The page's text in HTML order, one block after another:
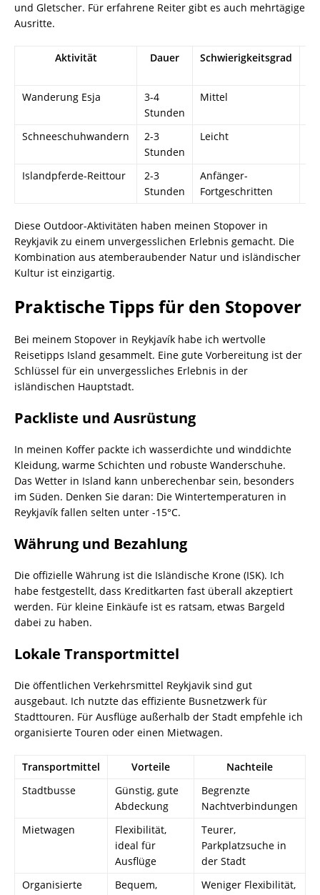
und Gletscher. Für erfahrene Reiter gibt es auch mehrtägige
Ausritte.
Aktivität Dauer
Schwierigkeitsgrad
Wanderung Esja
3-4
Stunden
Mittel
Schneeschuhwandern
2-3
Stunden
Leicht
Islandpferde-Reittour
2-3
Stunden
Anfänger-
Fortgeschritten
Diese Outdoor-Aktivitäten haben meinen Stopover in
Reykjavik zu einem unvergesslichen Erlebnis gemacht. Die
Kombination aus atemberaubender Natur und isländischer
Kultur ist einzigartig.
Praktische Tipps für den Stopover
Bei meinem Stopover in Reykjavík habe ich wertvolle
Reisetipps Island gesammelt. Eine gute Vorbereitung ist der
Schlüssel für ein unvergessliches Erlebnis in der
isländischen Hauptstadt.
Packliste und Ausrüstung
In meinen Koffer packte ich wasserdichte und winddichte
Kleidung, warme Schichten und robuste Wanderschuhe.
Das Wetter in Island kann unberechenbar sein, besonders
im Süden. Denken Sie daran: Die Wintertemperaturen in
Reykjavík fallen selten unter -15°C.
Währung und Bezahlung
Die offizielle Währung ist die Isländische Krone (ISK). Ich
habe festgestellt, dass Kreditkarten fast überall akzeptiert
werden. Für kleine Einkäufe ist es ratsam, etwas Bargeld
dabei zu haben.
Lokale Transportmittel
Die öffentlichen Verkehrsmittel Reykjavik sind gut
ausgebaut. Ich nutzte das effiziente Busnetzwerk für
Stadttouren. Für Ausflüge außerhalb der Stadt empfehle ich
organisierte Touren oder einen Mietwagen.
Transportmittel Vorteile
Nachteile
Stadtbusse
Günstig, gute
Abdeckung
Begrenzte
Nachtverbindungen
Mietwagen
Flexibilität,
ideal für
Ausflüge
Teurer,
Parkplatzsuche in
der Stadt
Organisierte
Bequem,
Weniger Flexibilität,